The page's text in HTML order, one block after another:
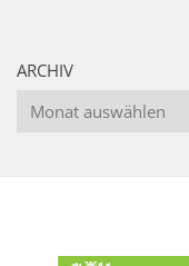
ARCHIV
Archiv